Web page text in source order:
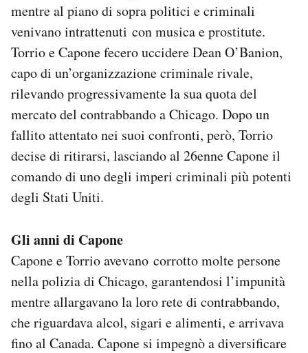
mentre al piano di sopra politici e criminali
venivano intrattenuti con musica e prostitute.
Torrio e Capone fecero uccidere Dean O’Banion,
capo di un’organizzazione criminale rivale,
rilevando progressivamente la sua quota del
mercato del contrabbando a Chicago. Dopo un
fallito attentato nei suoi confronti, però, Torrio
decise di ritirarsi, lasciando al 26enne Capone il
comando di uno degli imperi criminali più potenti
degli Stati Uniti.
Gli anni di Capone
Capone e Torrio avevano corrotto molte persone
nella polizia di Chicago, garantendosi l’impunità
mentre allargavano la loro rete di contrabbando,
che riguardava alcol, sigari e alimenti, e arrivava
fino al Canada. Capone si impegnò a diversificare